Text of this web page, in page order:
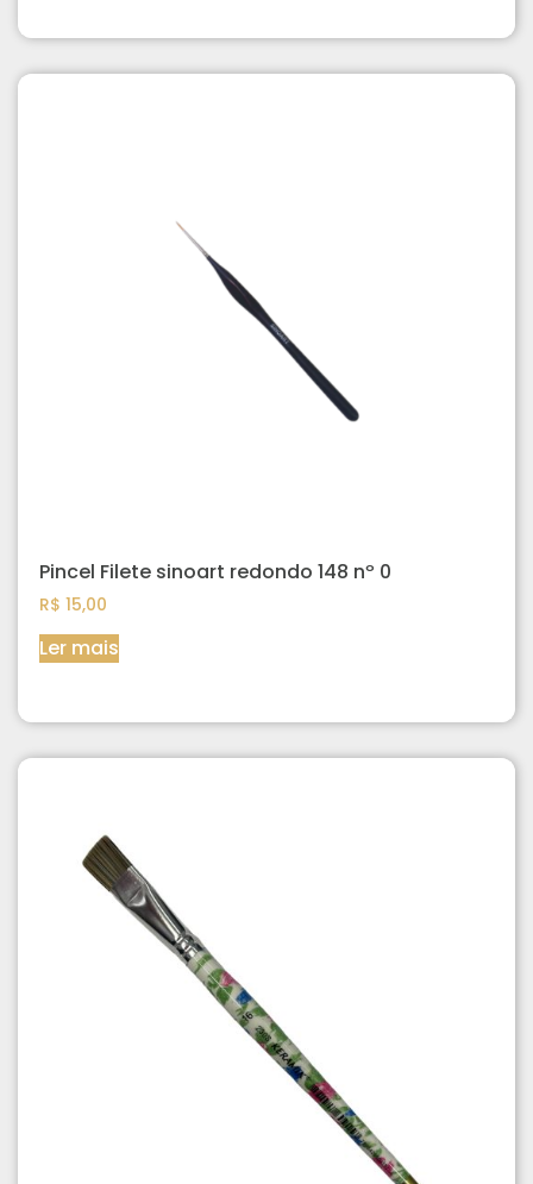
Pincel Filete sinoart redondo 148 nº 0
R$ 15,00
Ler mais